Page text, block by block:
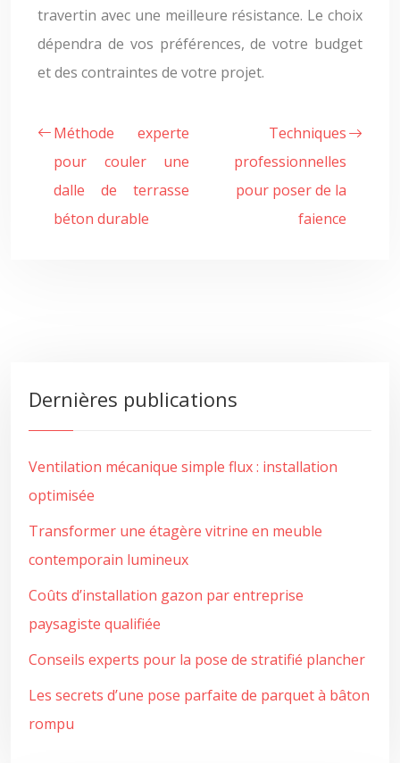
travertin avec une meilleure résistance. Le choix
dépendra de vos préférences, de votre budget
et des contraintes de votre projet.
Méthode experte
pour couler une
dalle de terrasse
béton durable
Techniques
professionnelles
pour poser de la
faience
Dernières publications
Ventilation mécanique simple flux : installation
optimisée
Transformer une étagère vitrine en meuble
contemporain lumineux
Coûts d’installation gazon par entreprise
paysagiste qualifiée
Conseils experts pour la pose de stratifié plancher
Les secrets d’une pose parfaite de parquet à bâton
rompu